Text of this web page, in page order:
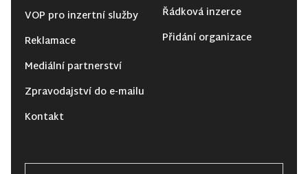
VOP pro inzertní služby
Reklamace
Mediální partnerství
Zpravodajství do e-mailu
Kontakt
Řádková inzerce
Přidání organizace